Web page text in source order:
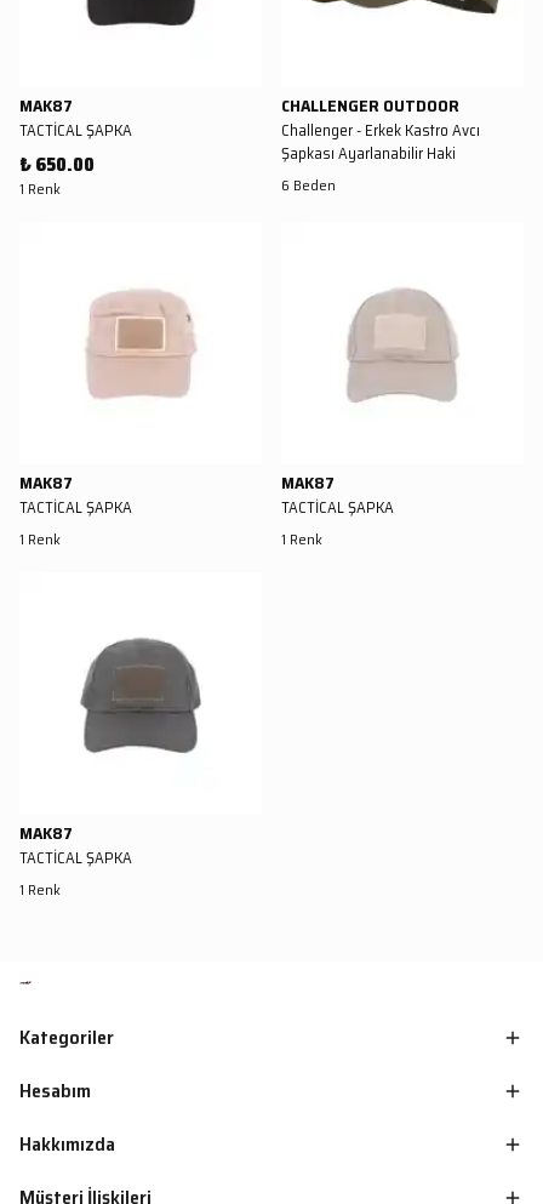
MAK87
TACTİCAL ŞAPKA
₺ 650.00
1 Renk
CHALLENGER OUTDOOR
Challenger - Erkek Kastro Avcı
Şapkası Ayarlanabilir Haki
6 Beden
MAK87
TACTİCAL ŞAPKA
1 Renk
MAK87
TACTİCAL ŞAPKA
1 Renk
MAK87
TACTİCAL ŞAPKA
1 Renk
Kategoriler
Hesabım
Hakkımızda
Müşteri İlişkileri